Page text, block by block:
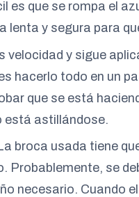
es que se rompa el
lenta y segura para
velocidad y sigue
hacerlo todo en un
que se está
está astillándose.
broca usada tiene
Probablemente, se
necesario. Cuando